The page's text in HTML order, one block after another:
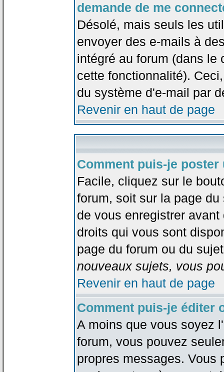
demande de me
Désolé, mais seuls les
envoyer des e-mails à
intégré au forum (dans le
cette fonctionnalité).
du système d'e-mail par
Revenir en haut de page
Comment puis-je
Facile, cliquez sur le
forum, soit sur la page
de vous enregistrer
droits qui vous sont
page du forum ou du
nouveaux sujets, vous
Revenir en haut de page
Comment puis-je éditer
A moins que vous soyez
forum, vous pouvez
propres messages. Vous